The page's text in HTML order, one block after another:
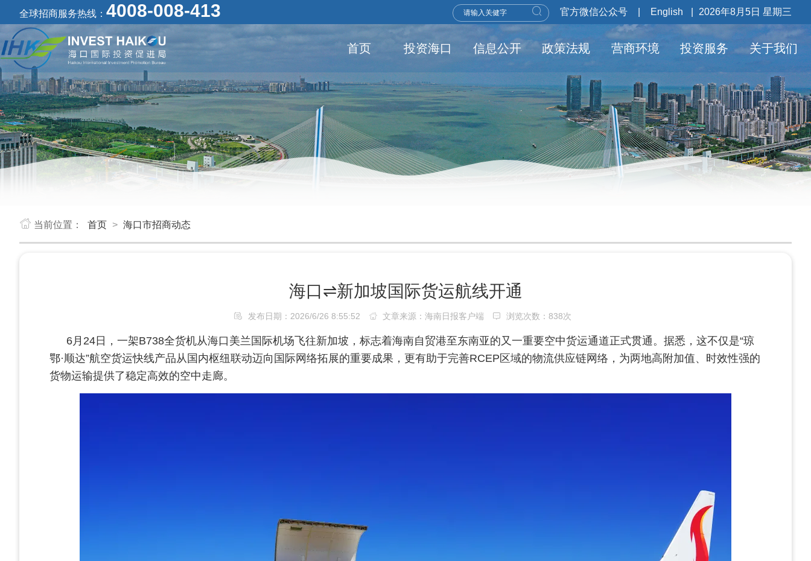
全球招商服务热线： 4008-008-413 官方微信公众号 English 2026年8月5日 星期三
首页 投资海口 信息公开 政策法规 营商环境 投资服务 关于我们
当前位置： 首页 > 海口市招商动态
海口⇌新加坡国际货运航线开通
发布日期：2026/6/26 8:55:52 文章来源：海南日报客户端 浏览次数： 838次
6月24日，一架B738全货机从海口美兰国际机场飞往新加坡，标志着海南自贸港至东南亚的又一重要空中货运通道正式贯通。据悉，这不仅是“琼
鄂·顺达”航空货运快线产品从国内枢纽联动迈向国际网络拓展的重要成果，更有助于完善RCEP区域的物流供应链网络，为两地高附加值、时效性强的
货物运输提供了稳定高效的空中走廊。